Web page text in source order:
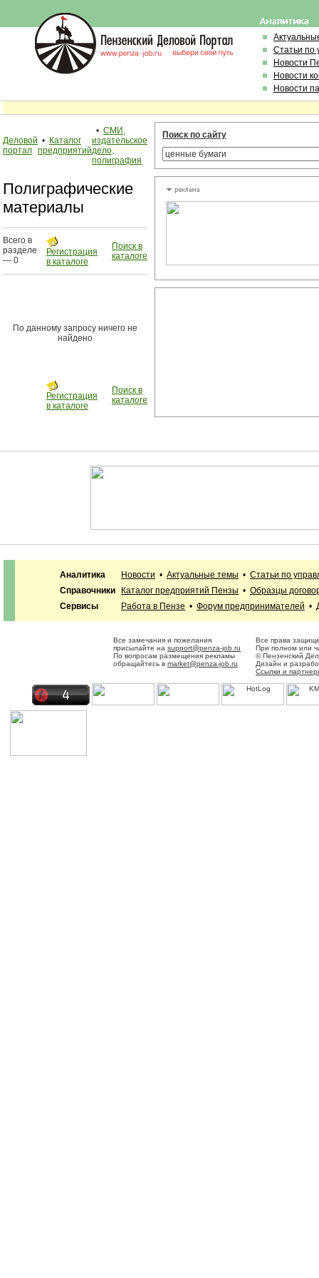
Статьи по
Новости
Новости
Новости
Деловой
портал
• Каталог
предприятий
• СМИ,
издательское
дело,
полиграфия
Полиграфические
материалы
Всего в
разделе
— 0
Регистрация
в каталоге
Поиск в
каталоге
По данному запросу ничего не
найдено
Регистрация
в каталоге
Поиск в
каталоге
Поиск по сайту
Аналитика Новости • Актуальные темы • Статьи по
Справочники
Каталог предприятий Пензы • Образцы
Сервисы
Работа в Пензе • Форум предпринимателей •
Все замечания и пожелания
присылайте на support@penza-job.ru
По вопросам размещения рекламы
обращайтесь в market@penza-job.ru
Все права
При полном или
© Пензенский
Дизайн и
Ссылки и